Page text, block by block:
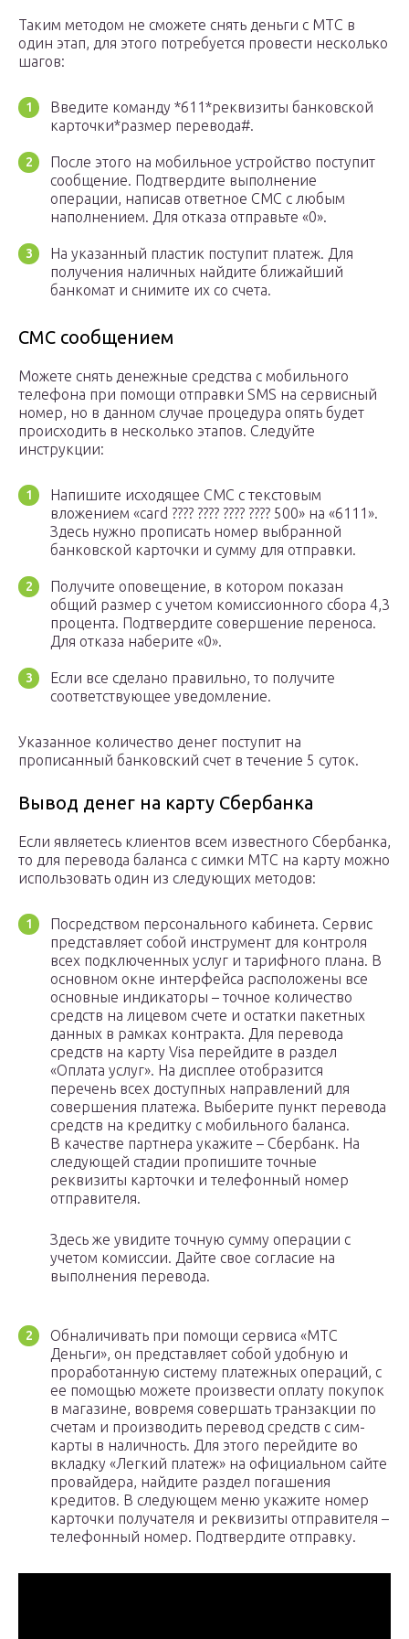
Таким методом не сможете снять деньги с МТС в
один этап, для этого потребуется провести несколько
шагов:
Введите команду *611*реквизиты банковской
карточки*размер перевода#.
После этого на мобильное устройство поступит
сообщение. Подтвердите выполнение
операции, написав ответное СМС с любым
наполнением. Для отказа отправьте «0».
На указанный пластик поступит платеж. Для
получения наличных найдите ближайший
банкомат и снимите их со счета.
СМС сообщением
Можете снять денежные средства с мобильного
телефона при помощи отправки SMS на сервисный
номер, но в данном случае процедура опять будет
происходить в несколько этапов. Следуйте
инструкции:
Напишите исходящее СМС с текстовым
вложением «card ???? ???? ???? ???? 500» на «6111».
Здесь нужно прописать номер выбранной
банковской карточки и сумму для отправки.
Получите оповещение, в котором показан
общий размер с учетом комиссионного сбора 4,3
процента. Подтвердите совершение переноса.
Для отказа наберите «0».
Если все сделано правильно, то получите
соответствующее уведомление.
Указанное количество денег поступит на
прописанный банковский счет в течение 5 суток.
Вывод денег на карту Сбербанка
Если являетесь клиентов всем известного Сбербанка,
то для перевода баланса с симки МТС на карту можно
использовать один из следующих методов:
Посредством персонального кабинета. Сервис
представляет собой инструмент для контроля
всех подключенных услуг и тарифного плана. В
основном окне интерфейса расположены все
основные индикаторы – точное количество
средств на лицевом счете и остатки пакетных
данных в рамках контракта. Для перевода
средств на карту Visa перейдите в раздел
«Оплата услуг». На дисплее отобразится
перечень всех доступных направлений для
совершения платежа. Выберите пункт перевода
средств на кредитку с мобильного баланса.
В качестве партнера укажите – Сбербанк. На
следующей стадии пропишите точные
реквизиты карточки и телефонный номер
отправителя.
Здесь же увидите точную сумму операции с
учетом комиссии. Дайте свое согласие на
выполнения перевода.
Обналичивать при помощи сервиса «МТС
Деньги», он представляет собой удобную и
проработанную систему платежных операций, с
ее помощью можете произвести оплату покупок
в магазине, вовремя совершать транзакции по
счетам и производить перевод средств с сим-
карты в наличность. Для этого перейдите во
вкладку «Легкий платеж» на официальном сайте
провайдера, найдите раздел погашения
кредитов. В следующем меню укажите номер
карточки получателя и реквизиты отправителя –
телефонный номер. Подтвердите отправку.